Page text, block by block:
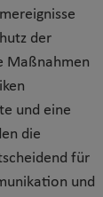
der
Maßnahmen
und eine
die
für
und